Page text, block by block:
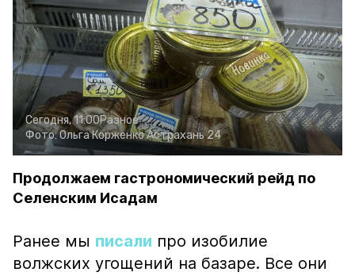
Сегодня, 11:00Разное
Фото:Ольга КорженкоАстрахань 24
Продолжаем гастрономический рейд по
Селенским Исадам
Ранее мы писали про изобилие
волжских угощений на базаре. Все они